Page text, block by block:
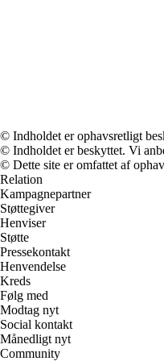
© Indholdet er ophavsretligt
© Indholdet er beskyttet. Vi
© Dette site er omfattet af
Relation
Kampagnepartner
Støttegiver
Henviser
Støtte
Pressekontakt
Henvendelse
Kreds
Følg med
Modtag nyt
Social kontakt
Månedligt nyt
Community